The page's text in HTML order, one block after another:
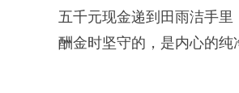
五千元现金递到田雨洁手
酬金时坚守的，是内心的纯